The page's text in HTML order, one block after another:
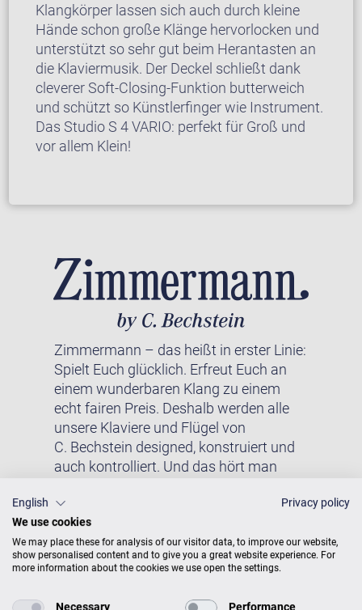
Klangkörper lassen sich auch durch kleine
Hände schon große Klänge hervorlocken und
unterstützt so sehr gut beim Herantasten an
die Klaviermusik. Der Deckel schließt dank
cleverer Soft-Closing-Funktion butterweich
und schützt so Künstlerfinger wie Instrument.
Das Studio S 4 VARIO: perfekt für Groß und
vor allem Klein!
Zimmermann – das heißt in erster Linie:
Spielt Euch glücklich. Erfreut Euch an
einem wunderbaren Klang zu einem
echt fairen Preis. Deshalb werden alle
unsere Klaviere und Flügel von
C. Bechstein designed, konstruiert und
auch kontrolliert. Und das hört man
Mission näher: Wir wollen, dass jede
und jeder die Möglichkeit hat, auf einem
akustischen Qualitätsklavier zu spielen.
English
Privacy policy
We use cookies
We may place these for analysis of our visitor data, to improve our website,
show personalised content and to give you a great website experience. For
more information about the cookies we use open the settings.
Necessary Performance